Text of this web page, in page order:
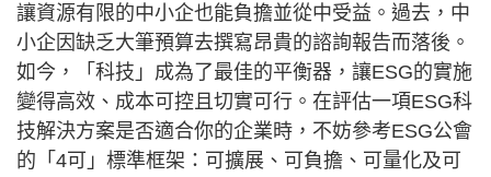
讓資源有限的中小企也能負擔並從中受益。過去，中
小企因缺乏大筆預算去撰寫昂貴的諮詢報告而落後。
如今，「科技」成為了最佳的平衡器，讓ESG的實施
變得高效、成本可控且切實可行。在評估一項ESG科
技解決方案是否適合你的企業時，不妨參考ESG公會
的「4可」標準框架：可擴展、可負擔、可量化及可